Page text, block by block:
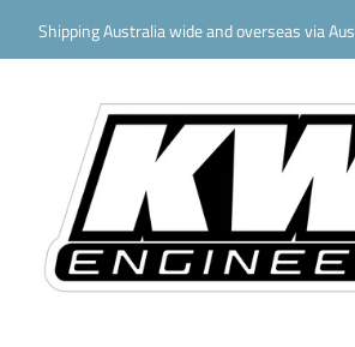
Shipping Australia wide and overseas via